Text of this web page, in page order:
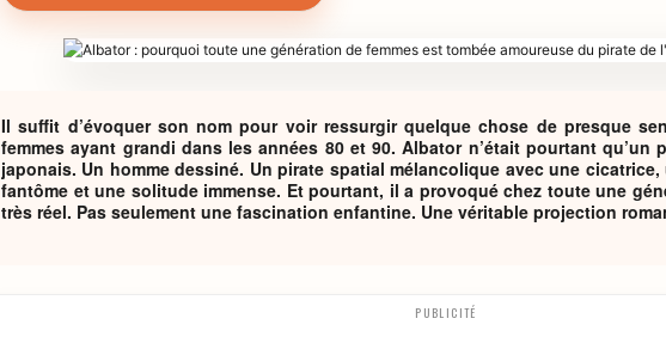
Il suffit d’évoquer son nom pour voir ressurgir quelque chose de presque
femmes ayant grandi dans les années 80 et 90. Albator n’était pourtant qu’un
japonais. Un homme dessiné. Un pirate spatial mélancolique avec une
fantôme et une solitude immense. Et pourtant, il a provoqué chez toute une
très réel. Pas seulement une fascination enfantine. Une véritable projection
PUBLICITÉ